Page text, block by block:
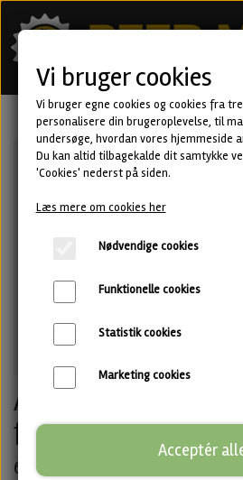
All my personalities -
fra Fermenterarna
60,00 kr.
Vi bruger cookies
Vi bruger egne cookies og cookies fra
personalisere din brugeroplevelse, til
undersøge, hvordan vores hjemmeside
Du kan altid tilbagekalde dit samtykke
'Cookies' nederst på siden.
Læs mere om cookies her
Nødvendige cookies
Funktionelle cookies
Statistik cookies
Marketing cookies
Acceptér